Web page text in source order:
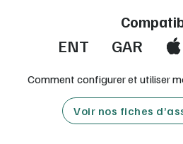
ENT GAR
Comment configurer et utiliser
Voir nos fiches